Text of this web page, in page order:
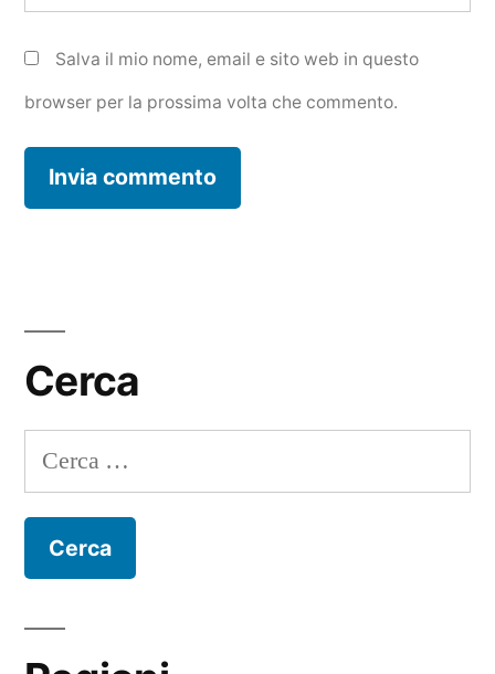
Salva il mio nome, email e sito web in questo
browser per la prossima volta che commento.
Cerca
Ricerca
per: